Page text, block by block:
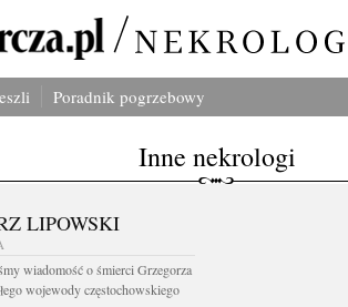
Poradnik pogrzebowy
Inne nekrologi
LIPOWSKI
wiadomość o śmierci Grzegorza
wojewody częstochowskiego